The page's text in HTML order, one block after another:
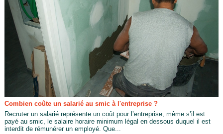
Combien coûte un salarié au smic à l'entreprise ?
Recruter un salarié représente un coût pour l’entreprise, même s’il est
payé au smic, le salaire horaire minimum légal en dessous duquel il est
interdit de rémunérer un employé. Que...